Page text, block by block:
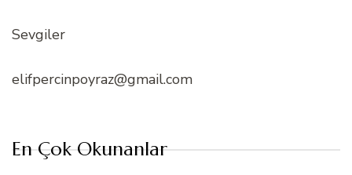
Sevgiler
elifpercinpoyraz@gmail.com
En Çok Okunanlar